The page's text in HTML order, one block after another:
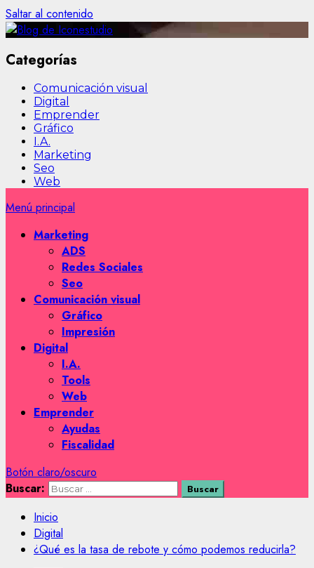
Saltar al contenido
Categorías
Comunicación visual
Digital
Emprender
Gráfico
I.A.
Marketing
Seo
Web
Menú principal
Marketing
ADS
Redes Sociales
Seo
Comunicación visual
Gráfico
Impresión
Digital
I.A.
Tools
Web
Emprender
Ayudas
Fiscalidad
Botón claro/oscuro
Buscar:
Inicio
Digital
¿Qué es la tasa de rebote y cómo podemos reducirla?